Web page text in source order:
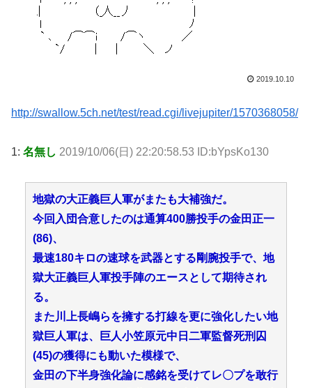
2019.10.10
http://swallow.5ch.net/test/read.cgi/livejupiter/1570368058/
1: 名無し 2019/10/06(日) 22:20:58.53 ID:bYpsKo130
地獄の大正義巨人軍がまたも大補強だ。
今回入団合意したのは通算400勝投手の金田正一
(86)、
最速180キロの速球を武器とする剛腕投手で、地
獄大正義巨人軍投手陣のエースとして期待され
る。
また川上長嶋らを擁する打線を更に強化したい地
獄巨人軍は、巨人小笠原元中日二軍監督死刑囚
(45)の獲得にも動いた模様で、
金田の下半身強化論に感銘を受けてレ〇プを敢行